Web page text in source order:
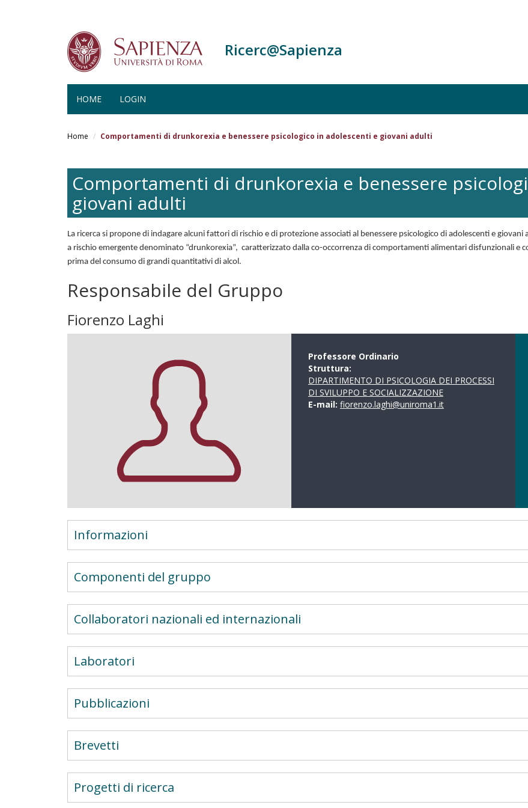
Ricerc@Sapienza
HOME LOGIN
Home Comportamenti di drunkorexia e benessere psicologico in adolescenti e giovani adulti
Comportamenti di drunkorexia e benessere
giovani adulti
La ricerca si propone di indagare alcuni fattori di rischio e di protezione associati al benessere psicologico di adolescenti e
a rischio emergente denominato “drunkorexia”, caratterizzato dalla co-occorrenza di comportamenti alimentari disfunzionali e
prima del consumo di grandi quantitativi di alcol.
Responsabile del Gruppo
Fiorenzo Laghi
Professore Ordinario
Struttura:
DIPARTIMENTO DI PSICOLOGIA DEI PROCESSI
DI SVILUPPO E SOCIALIZZAZIONE
E-mail: fiorenzo.laghi@uniroma1.it
Informazioni
Componenti del gruppo
Collaboratori nazionali ed internazionali
Laboratori
Pubblicazioni
Brevetti
Progetti di ricerca